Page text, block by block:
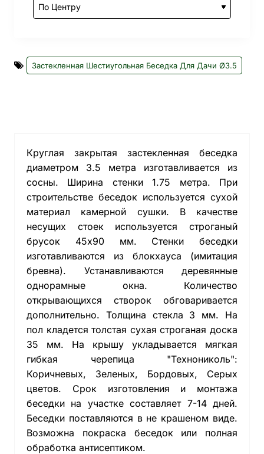
Застекленная Шестиугольная Беседка Для Дачи Ø3.5
Круглая закрытая застекленная беседка
диаметром 3.5 метра изготавливается из
сосны. Ширина стенки 1.75 метра. При
строительстве беседок используется сухой
материал камерной сушки. В качестве
несущих стоек используется строганый
брусок 45х90 мм. Стенки беседки
изготавливаются из блокхауса (имитация
бревна). Устанавливаются деревянные
однорамные окна. Количество
открывающихся створок обговаривается
дополнительно. Толщина стекла 3 мм. На
пол кладется толстая сухая строганая доска
35 мм. На крышу укладывается мягкая
гибкая черепица "Технониколь":
Коричневых, Зеленых, Бордовых, Серых
цветов. Срок изготовления и монтажа
беседки на участке составляет 7-14 дней.
Беседки поставляются в не крашеном виде.
Возможна покраска беседок или полная
обработка антисептиком.